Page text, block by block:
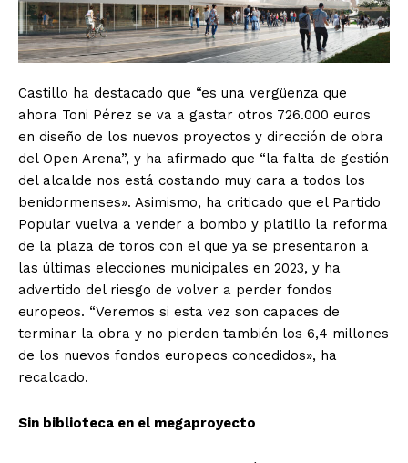
Castillo ha destacado que “es una vergüenza que
ahora Toni Pérez se va a gastar otros 726.000 euros
en diseño de los nuevos proyectos y dirección de obra
del Open Arena”, y ha afirmado que “la falta de gestión
del alcalde nos está costando muy cara a todos los
benidormenses». Asimismo, ha criticado que el Partido
Popular vuelva a vender a bombo y platillo la reforma
de la plaza de toros con el que ya se presentaron a
las últimas elecciones municipales en 2023, y ha
advertido del riesgo de volver a perder fondos
europeos. “Veremos si esta vez son capaces de
terminar la obra y no pierden también los 6,4 millones
de los nuevos fondos europeos concedidos», ha
recalcado.
Sin biblioteca en el megaproyecto